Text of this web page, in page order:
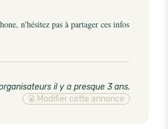
n'hésitez pas à partager ces infos
il y a presque 3 ans.
Modifier cette annonce